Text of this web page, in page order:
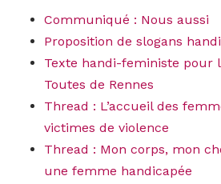
Communiqué : Nous aussi
Proposition de slogans
Texte handi-feministe pour
Toutes de Rennes
Thread : L’accueil des
victimes de violence
Thread : Mon corps, mon
une femme handicapée